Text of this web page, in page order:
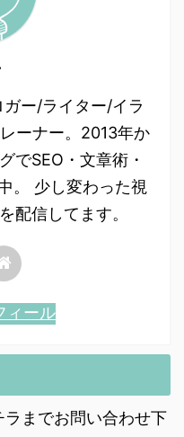
ー/ライター/イラ
ーナー。2013年か
でSEO・文章術・
。 少し変わった視
配信してます。
ィール
までお問い合わせ下